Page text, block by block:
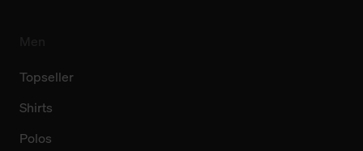
Topseller
Shirts
Polos